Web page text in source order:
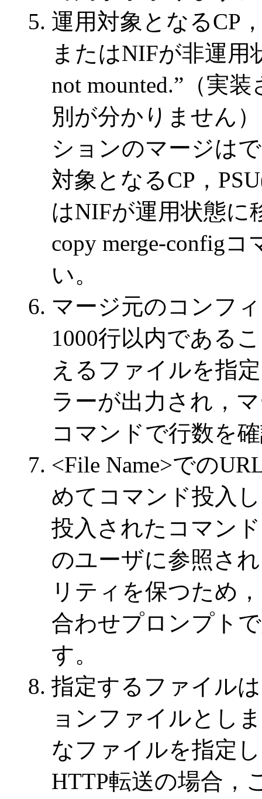
運用対象となるCP
またはNIFが非運用
not mounted.”（実
別が分かりません
ションのマージは
対象となるCP，
はNIFが運用状態に
copy merge-config
い。
マージ元のコンフ
1000行以内である
えるファイルを指
ラーが出力され，
コマンドで行数を
<File Name>での
めてコマンド投入
投入されたコマン
のユーザに参照さ
リティを保つため
合わせプロンプト
す。
指定するファイル
ョンファイルとし
なファイルを指定
HTTP転送の場合，